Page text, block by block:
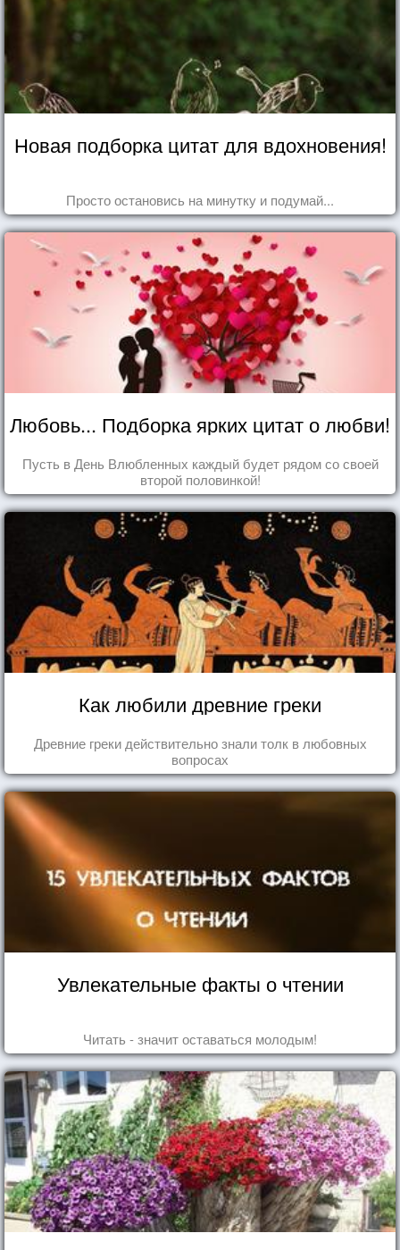
Новая подборка цитат для вдохновения!
Просто остановись на минутку и подумай...
Любовь... Подборка ярких цитат о любви!
Пусть в День Влюбленных каждый будет рядом со своей
второй половинкой!
Как любили древние греки
Древние греки действительно знали толк в любовных
вопросах
Увлекательные факты о чтении
Читать - значит оставаться молодым!